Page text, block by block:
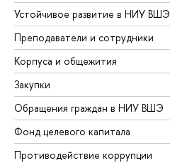
Устойчивое развитие в НИУ ВШЭ
Преподаватели и сотрудники
Корпуса и общежития
Закупки
Обращения граждан в НИУ ВШЭ
Фонд целевого капитала
Противодействие коррупции